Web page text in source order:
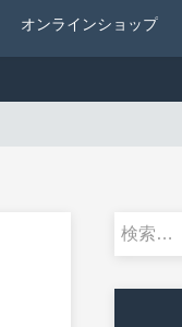
オンラインショップ
検